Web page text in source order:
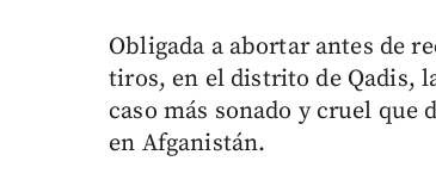
Obligada a abortar antes de
tiros, en el distrito de Qadis,
caso más sonado y cruel que
en Afganistán.